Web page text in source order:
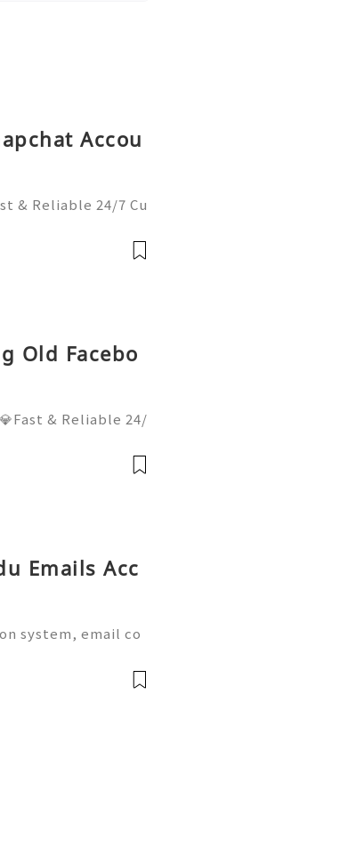
Accou
& Reliable 24/7 Cu
Old Facebo
& Reliable 24/
💫💎💲💫🌐✨💎Dis
Emails Acc
system, email co
provide dedicate